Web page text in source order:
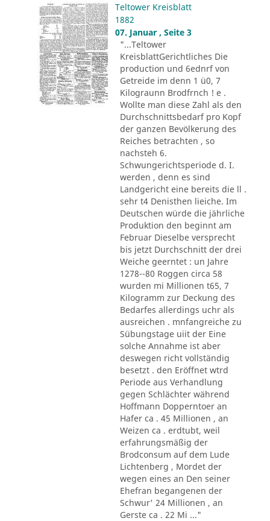
Teltower Kreisblatt
1882
07. Januar , Seite 3
"...Teltower
KreisblattGerichtliches Die
production und 6ednrf von
Getreide im denn 1 ü0, 7
Kilograunn Brodfrnch ! e .
Wollte man diese Zahl als den
Durchschnittsbedarf pro Kopf
der ganzen Bevölkerung des
Reiches betrachten , so
nachsteh 6.
Schwungerichtsperiode d. I.
werden , denn es sind
Landgericht eine bereits die ll .
sehr t4 Denisthen lieiche. Im
Deutschen würde die jährliche
Produktion den beginnt am
Februar Dieselbe versprecht
bis jetzt Durchschnitt der drei
Weiche geerntet : un Jahre
1278--80 Roggen circa 58
wurden mi Millionen t65, 7
Kilogramm zur Deckung des
Bedarfes allerdings uchr als
ausreichen . mnfangreiche zu
Sübungstage uiit der Eine
solche Annahme ist aber
deswegen richt vollständig
besetzt . den Eröffnet wtrd
Periode aus Verhandlung
gegen Schlächter während
Hoffmann Dopperntoer an
Hafer ca . 45 Millionen , an
Weizen ca . erdtubt, weil
erfahrungsmäßig der
Brodconsum auf dem Lude
Lichtenberg , Mordet der
wegen eines an Den seiner
Ehefran begangenen der
Schwur' 24 Millionen , an
Gerste ca . 22 Mi ..."